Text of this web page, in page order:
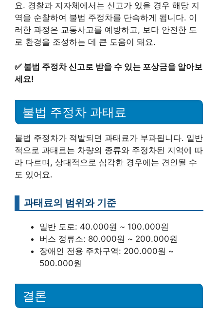
요. 경찰과 지자체에서는 신고가 있을 경우 해당 지
역을 순찰하여 불법 주정차를 단속하게 됩니다. 이
러한 과정은 교통사고를 예방하고, 보다 안전한 도
로 환경을 조성하는 데 큰 도움이 돼요.
✅ 불법 주정차 신고로 받을 수 있는 포상금을 알아보
세요!
불법 주정차 과태료
불법 주정차가 적발되면 과태료가 부과됩니다. 일반
적으로 과태료는 차량의 종류와 주정차된 지역에 따
라 다르며, 상대적으로 심각한 경우에는 견인될 수
도 있어요.
과태료의 범위와 기준
일반 도로: 40.000원 ~ 100.000원
버스 정류소: 80.000원 ~ 200.000원
장애인 전용 주차구역: 200.000원 ~
500.000원
결론